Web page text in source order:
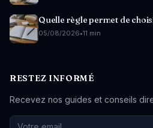
Quelle règle permet de
05/08/2026•11 min
RESTEZ INFORMÉ
Recevez nos guides et conseils